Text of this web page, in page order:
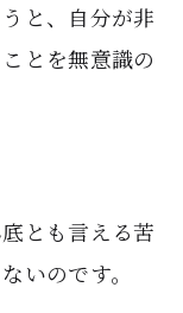
と、自分が非
とを無意識の
とも言える苦
いのです。